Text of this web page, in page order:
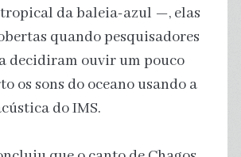
tropical da baleia-azul —, elas
quando pesquisadores
decidiram ouvir um pouco
os sons do oceano usando a
do IMS.